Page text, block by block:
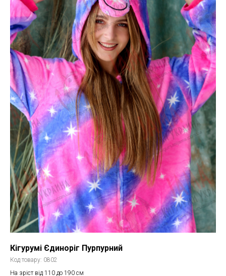
Кігурумі Єдиноріг Пурпурний
Код товару: 0802
На зріст від 110 до 190 см